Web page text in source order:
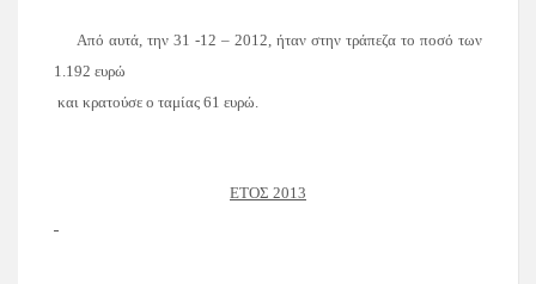
Από αυτά, την 31 -12 – 2012, ήταν στην τράπεζα το ποσό των
1.192 ευρώ
και κρατούσε ο ταμίας 61 ευρώ.
ΕΤΟΣ 2013